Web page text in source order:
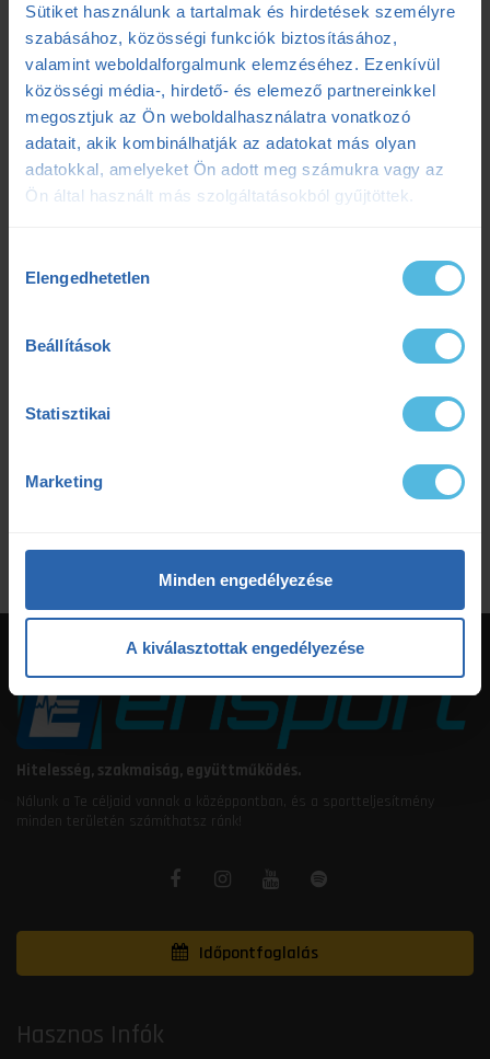
Sütiket használunk a tartalmak és hirdetések személyre
szabásához, közösségi funkciók biztosításához,
valamint weboldalforgalmunk elemzéséhez. Ezenkívül
közösségi média-, hirdető- és elemező partnereinkkel
megosztjuk az Ön weboldalhasználatra vonatkozó
adatait, akik kombinálhatják az adatokat más olyan
adatokkal, amelyeket Ön adott meg számukra vagy az
Ön által használt más szolgáltatásokból gyűjtöttek.
kiválasztása
Elengedhetetlen
Beállítások
Statisztikai
Marketing
Minden engedélyezése
A kiválasztottak engedélyezése
futóedzés futótechnika gazdaságosság
gyógytorna intervall kerékpár laktát
laktátmérés MLSS nutrium Prémium
Prémium edzéstervezés pulzus pályateszt
Szilágyi Tibi
ultrafutás
Hitelesség, szakmaiság, együttműködés.
Nálunk a Te céljaid vannak a középpontban, és a sportteljesítmény
minden területén számíthatsz ránk!
Időpontfoglalás
Hasznos Infók